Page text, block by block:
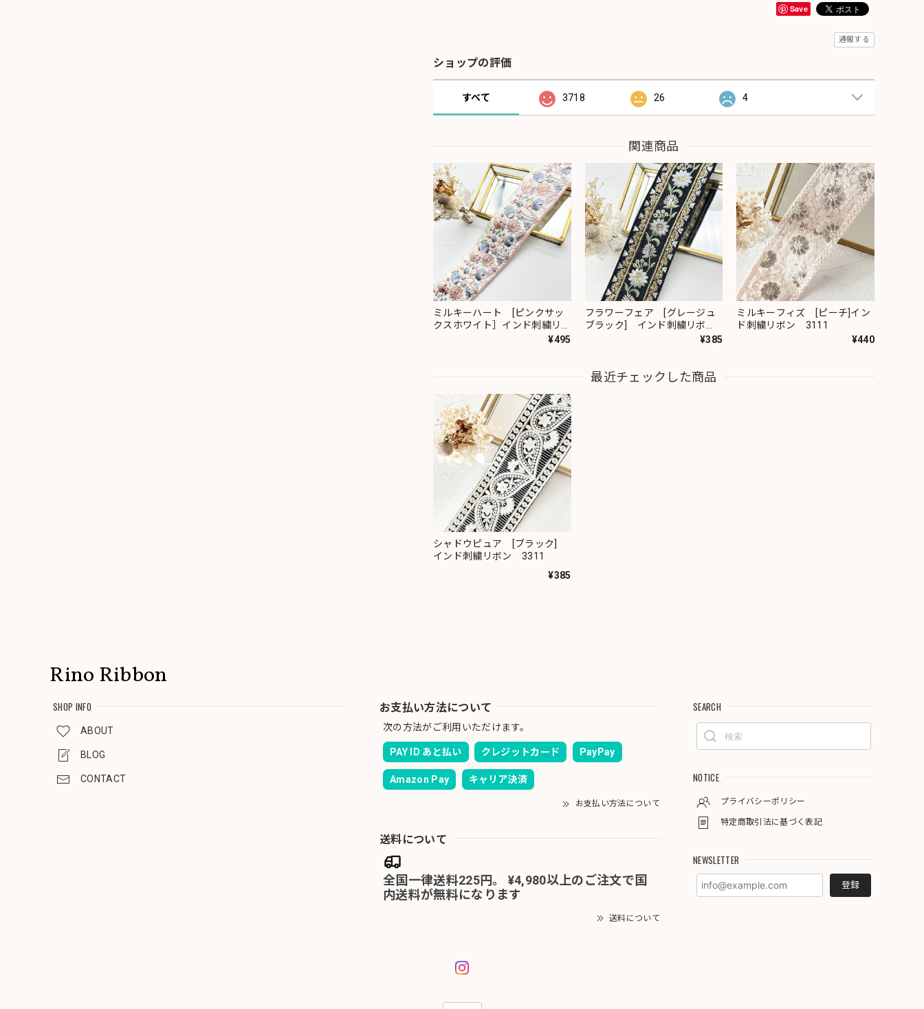
Save
通報する
ショップの評価
すべて 3718 26 4
関連商品
ミルキーハート [ピンクサッ
クスホワイト］インド刺繍リボ
¥495
フラワーフェア [グレージュ
ブラック] インド刺繍リボ
¥385
ミルキーフィズ [ピーチ]イン
ド刺繍リボン 3111
¥440
最近チェックした商品
シャドウピュア [ブラック]
インド刺繍リボン 3311
¥385
Rino Ribbon
SHOP INFO
ABOUT
BLOG
CONTACT
お支払い方法について
次の方法がご利用いただけます。
PAY ID あと払い クレジットカード PayPay
Amazon Pay キャリア決済
お支払い方法について
送料について
全国一律送料225円。 ¥4,980以上のご注文で国
内送料が無料になります
送料について
SEARCH
NOTICE
プライバシーポリシー
特定商取引法に基づく表記
NEWSLETTER
登録